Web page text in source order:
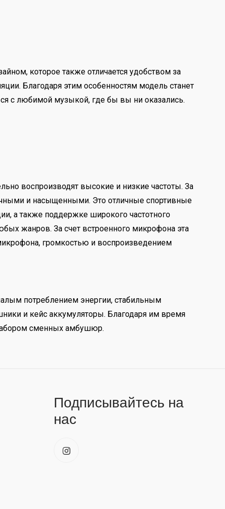
которое также отличается удобством за
Благодаря этим особенностям модель станет
с любимой музыкой, где бы вы ни оказались.
воспроизводят высокие и низкие частоты. За
и насыщенными. Это отличные спортивные
а также поддержке широкого частотного
жанров. За счет встроенного микрофона эта
громкостью и воспроизведением
потреблением энергии, стабильным
и кейс аккумуляторы. Благодаря им время
сменных амбушюр.
Подписывайтесь на
нас